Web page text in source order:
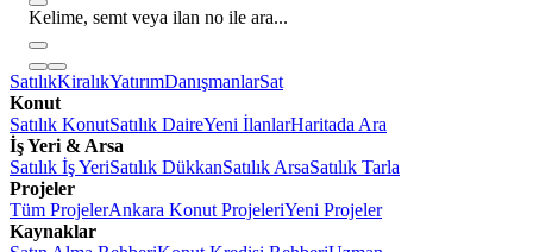
Kelime, semt veya ilan no ile ara...
SatılıkKiralıkYatırımDanışmanlarSat
Konut
Satılık KonutSatılık DaireYeni İlanlarHaritada Ara
İş Yeri & Arsa
Satılık İş YeriSatılık DükkanSatılık ArsaSatılık Tarla
Projeler
Tüm ProjelerAnkara Konut ProjeleriYeni Projeler
Kaynaklar